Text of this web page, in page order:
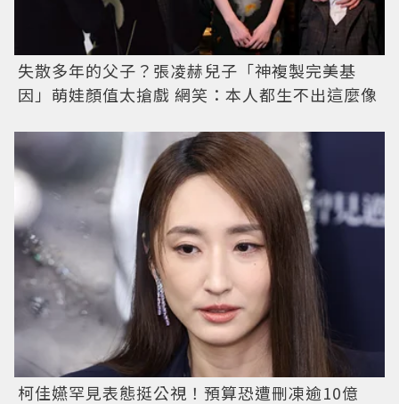
失散多年的父子？張凌赫兒子「神複製完美基
因」萌娃顏值太搶戲 網笑：本人都生不出這麼像
柯佳嬿罕見表態挺公視！預算恐遭刪凍逾10億